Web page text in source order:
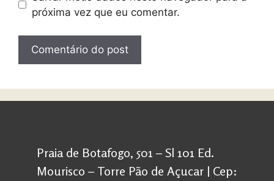
próxima vez que eu comentar.
Praia de Botafogo, 501 – Sl 101 Ed.
Mourisco – Torre Pão de Açucar | Cep: